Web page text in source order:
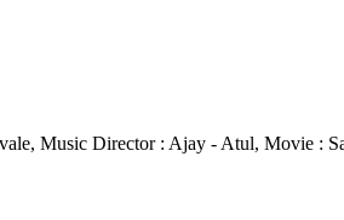
Music Director : Ajay - Atul, Movie :